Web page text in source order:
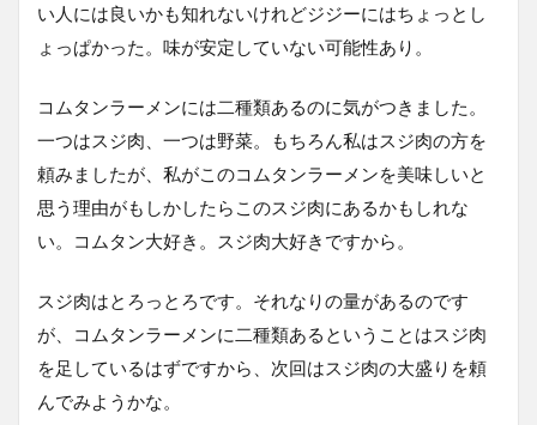
い人には良いかも知れないけれどジジーにはちょっとし
ょっぱかった。味が安定していない可能性あり。
コムタンラーメンには二種類あるのに気がつきました。
一つはスジ肉、一つは野菜。もちろん私はスジ肉の方を
頼みましたが、私がこのコムタンラーメンを美味しいと
思う理由がもしかしたらこのスジ肉にあるかもしれな
い。コムタン大好き。スジ肉大好きですから。
スジ肉はとろっとろです。それなりの量があるのです
が、コムタンラーメンに二種類あるということはスジ肉
を足しているはずですから、次回はスジ肉の大盛りを頼
んでみようかな。